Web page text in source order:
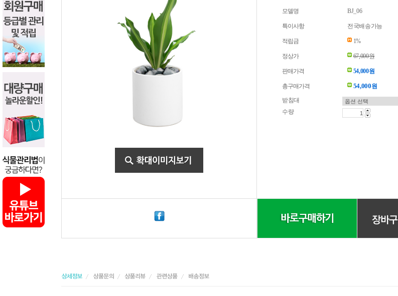
모델명 BJ_06
특이사항 전국배송가능
적립금 1%
정상가 67,000원
판매가격 54,000원
총구매가격 54,000원
받침대
수량